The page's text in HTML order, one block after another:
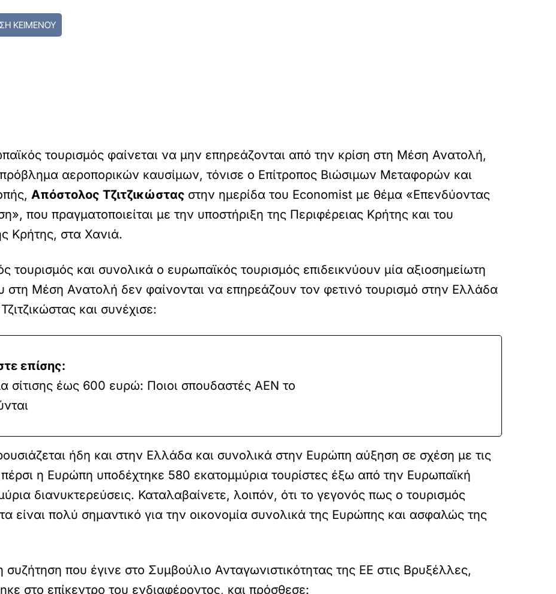
ΚΕΙΜΕΝΟΥ
τουρισμός φαίνεται να μην επηρεάζονται από την κρίση στη Μέση Ανατολή,
αεροπορικών καυσίμων, τόνισε ο Επίτροπος Βιώσιμων Μεταφορών και
Απόστολος Τζιτζικώστας στην ημερίδα του Economist με θέμα «Επενδύοντας
που πραγματοποιείται με την υποστήριξη της Περιφέρειας Κρήτης και του
Κρήτης, στα Χανιά.
τουρισμός και συνολικά ο ευρωπαϊκός τουρισμός επιδεικνύουν μία αξιοσημείωτη
στη Μέση Ανατολή δεν φαίνονται να επηρεάζουν τον φετινό τουρισμό στην Ελλάδα
και συνέχισε:
επίσης:
σίτισης έως 600 ευρώ: Ποιοι σπουδαστές ΑΕΝ το
ήδη και στην Ελλάδα και συνολικά στην Ευρώπη αύξηση σε σχέση με τις
πέρσι η Ευρώπη υποδέχτηκε 580 εκατομμύρια τουρίστες έξω από την Ευρωπαϊκή
διανυκτερεύσεις. Καταλαβαίνετε, λοιπόν, ότι το γεγονός πως ο τουρισμός
είναι πολύ σημαντικό για την οικονομία συνολικά της Ευρώπης και ασφαλώς της
συζήτηση που έγινε στο Συμβούλιο Ανταγωνιστικότητας της ΕΕ στις Βρυξέλλες,
στο επίκεντρο του ενδιαφέροντος, και πρόσθεσε: